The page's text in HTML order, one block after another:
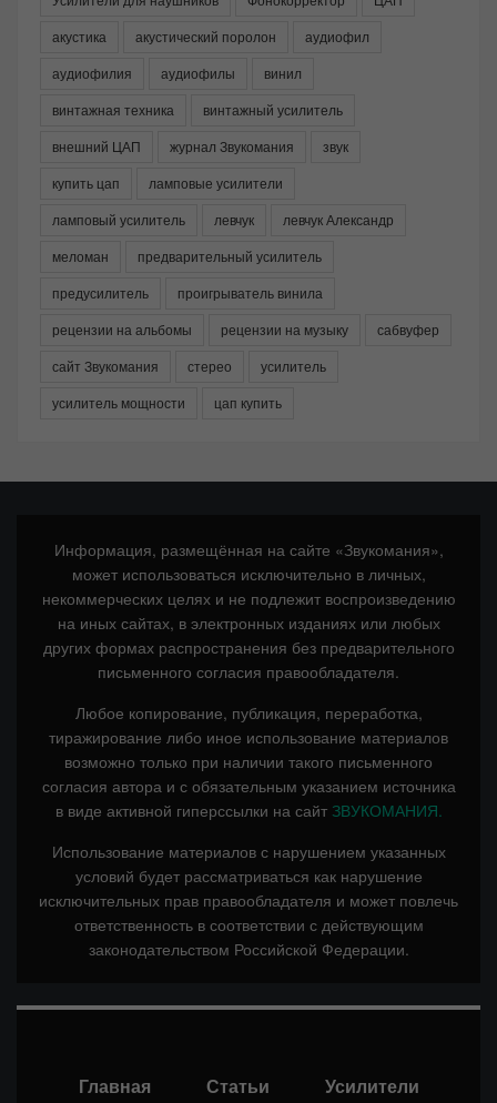
акустика
акустический поролон
аудиофил
аудиофилия
аудиофилы
винил
винтажная техника
винтажный усилитель
внешний ЦАП
журнал Звукомания
звук
купить цап
ламповые усилители
ламповый усилитель
левчук
левчук Александр
меломан
предварительный усилитель
предусилитель
проигрыватель винила
рецензии на альбомы
рецензии на музыку
сабвуфер
сайт Звукомания
стерео
усилитель
усилитель мощности
цап купить
Информация, размещённая на сайте «Звукомания»,
может использоваться исключительно в личных,
некоммерческих целях и не подлежит воспроизведению
на иных сайтах, в электронных изданиях или любых
других формах распространения без предварительного
письменного согласия правообладателя.
Любое копирование, публикация, переработка,
тиражирование либо иное использование материалов
возможно только при наличии такого письменного
согласия автора и с обязательным указанием источника
в виде активной гиперссылки на сайт ЗВУКОМАНИЯ.
Использование материалов с нарушением указанных
условий будет рассматриваться как нарушение
исключительных прав правообладателя и может повлечь
ответственность в соответствии с действующим
законодательством Российской Федерации.
Главная Статьи Усилители